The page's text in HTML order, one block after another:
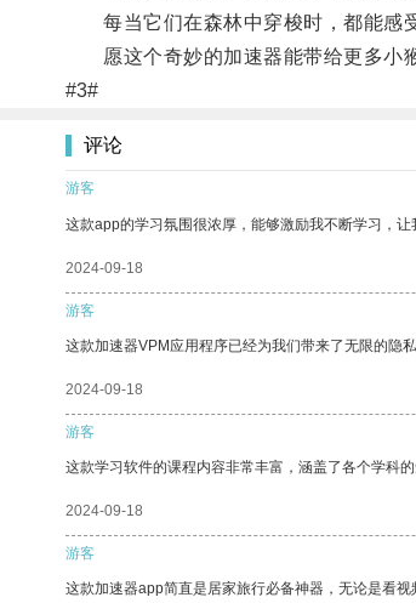
每当它们在森林中穿梭时，都能感受
愿这个奇妙的加速器能带给更多小猴
#3#
评论
游客
这款app的学习氛围很浓厚，能够激励我不断学习，让
2024-09-18
游客
这款加速器VPM应用程序已经为我们带来了无限的隐
2024-09-18
游客
这款学习软件的课程内容非常丰富，涵盖了各个学科
2024-09-18
游客
这款加速器app简直是居家旅行必备神器，无论是看